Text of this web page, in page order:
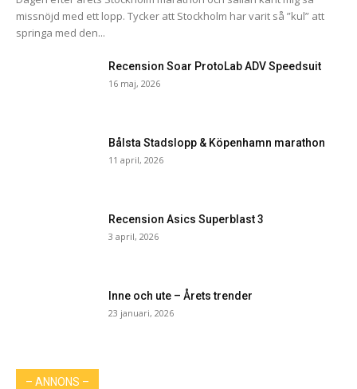
missnöjd med ett lopp. Tycker att Stockholm har varit så ”kul” att
springa med den...
Recension Soar ProtoLab ADV Speedsuit
16 maj, 2026
Bålsta Stadslopp & Köpenhamn marathon
11 april, 2026
Recension Asics Superblast 3
3 april, 2026
Inne och ute – Årets trender
23 januari, 2026
– ANNONS –